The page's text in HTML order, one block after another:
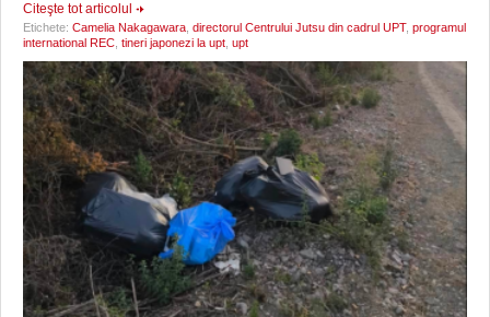
Citeşte tot articolul
Etichete: Camelia Nakagawara directorul Centrului Jutsu din cadrul UPT, programul
international REC tineri japonezi la upt upt